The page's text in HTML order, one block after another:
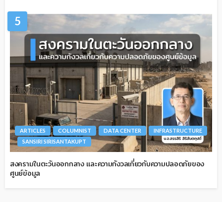
5
ARTICLES COLUMNIST DATA CENTER
INFRASTRUCTURE
SANSIRI SIRISANTAKUPT
สงครามในตะวันออกกลาง และความกังวลเกี่ยวกับความปลอดภัยของ
ศูนย์ข้อมูล